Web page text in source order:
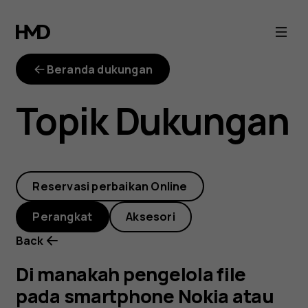
Di
manakah
pengelola
file
pada
smartphone
Nokia
atau
Beranda dukungan
Topik Dukungan
Reservasi perbaikan Online
Perangkat
Aksesori
Back
Di manakah pengelola file
pada smartphone Nokia atau